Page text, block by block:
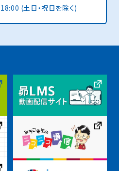
(土日・祝日を除く)